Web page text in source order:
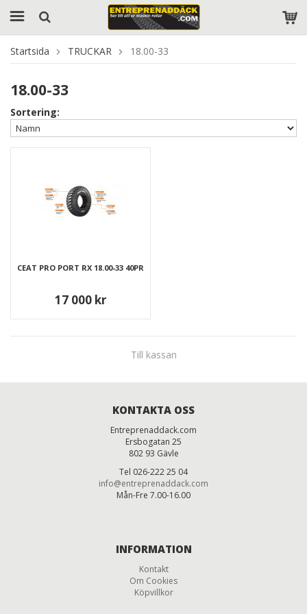
Startsida TRUCKAR 18.00-33
18.00-33
Sortering:
CEAT PRO PORT RX 18.00-33 40PR
17 000 kr
Till kassan
KONTAKTA OSS
Entreprenaddack.com
Ersbogatan 25
802 93 Gävle
Tel 026-222 25 04
info@entreprenaddack.com
Mån-Fre 7.00-16.00
INFORMATION
Kontakt
Om Cookies
Köpvillkor